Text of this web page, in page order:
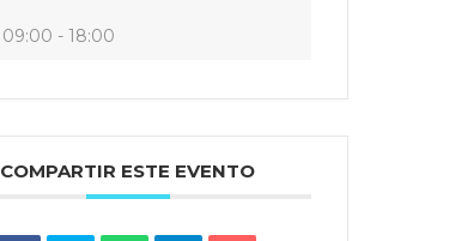
09:00 - 18:00
COMPARTIR ESTE EVENTO